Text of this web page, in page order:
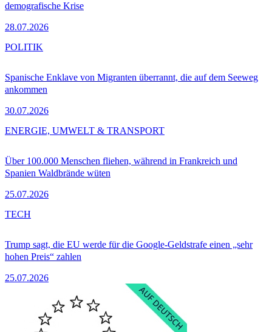
demografische Krise
28.07.2026
Spanische Enklave von Migranten überrannt, die auf dem Seeweg
ankommen
30.07.2026
POLITIK
Über 100.000 Menschen fliehen, während in Frankreich und
Spanien Waldbrände wüten
25.07.2026
ENERGIE, UMWELT & TRANSPORT
Trump sagt, die EU werde für die Google-Geldstrafe einen „sehr
hohen Preis“ zahlen
25.07.2026
TECH